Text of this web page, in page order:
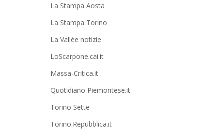
La Stampa Aosta
La Stampa Torino
La Vallée notizie
LoScarpone.cai.it
Massa-Critica.it
Quotidiano Piemontese.it
Torino Sette
Torino.Repubblica.it